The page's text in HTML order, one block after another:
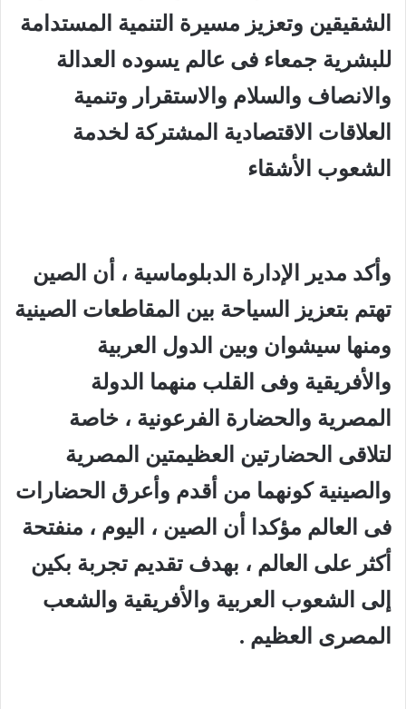
الشقيقين وتعزيز مسيرة التنمية المستدامة
للبشرية جمعاء فى عالم يسوده العدالة
والانصاف والسلام والاستقرار وتنمية
العلاقات الاقتصادية المشتركة لخدمة
الشعوب الأشقاء
وأكد مدير الإدارة الدبلوماسية ، أن الصين
تهتم بتعزيز السياحة بين المقاطعات الصينية
ومنها سيشوان وبين الدول العربية
والأفريقية وفى القلب منهما الدولة
المصرية والحضارة الفرعونية ، خاصة
لتلاقى الحضارتين العظيمتين المصرية
والصينية كونهما من أقدم وأعرق الحضارات
فى العالم مؤكدا أن الصين ، اليوم ، منفتحة
أكثر على العالم ، بهدف تقديم تجربة بكين
إلى الشعوب العربية والأفريقية والشعب
المصرى العظيم .